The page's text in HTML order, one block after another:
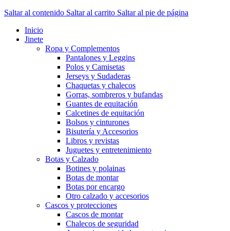
Saltar al contenido Saltar al carrito Saltar al pie de página
Inicio
Jinete
Ropa y Complementos
Pantalones y Leggins
Polos y Camisetas
Jerseys y Sudaderas
Chaquetas y chalecos
Gorras, sombreros y bufandas
Guantes de equitación
Calcetines de equitación
Bolsos y cinturones
Bisutería y Accesorios
Libros y revistas
Juguetes y entretenimiento
Botas y Calzado
Botines y polainas
Botas de montar
Botas por encargo
Otro calzado y accesorios
Cascos y protecciones
Cascos de montar
Chalecos de seguridad